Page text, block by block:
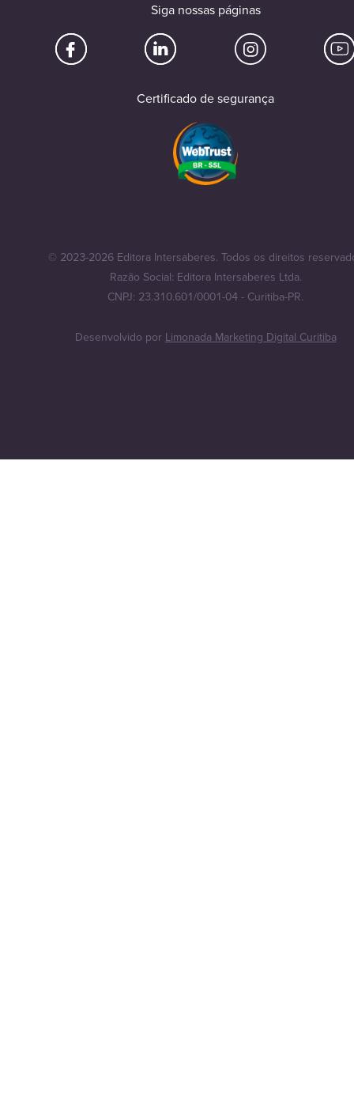
Siga nossas páginas
Certificado de segurança
© 2023-2026 Editora Intersaberes. Todos os direitos
Razão Social: Editora Intersaberes Ltda.
CNPJ: 23.310.601/0001-04 - Curitiba-PR.
Desenvolvido por Limonada Marketing Digital Curitiba